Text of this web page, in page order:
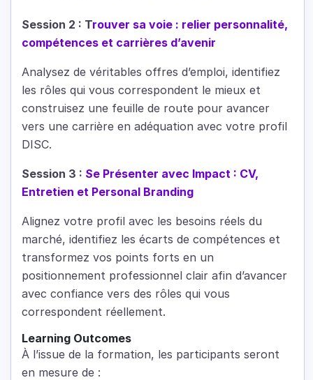
Session 2 : Trouver sa voie : relier personnalité,
compétences et carrières d’avenir
Analysez de véritables offres d’emploi, identifiez
les rôles qui vous correspondent le mieux et
construisez une feuille de route pour avancer
vers une carrière en adéquation avec votre profil
DISC.
Session 3 : Se Présenter avec Impact : CV,
Entretien et Personal Branding
Alignez votre profil avec les besoins réels du
marché, identifiez les écarts de compétences et
transformez vos points forts en un
positionnement professionnel clair afin d’avancer
avec confiance vers des rôles qui vous
correspondent réellement.
Learning Outcomes
À l’issue de la formation, les participants seront
en mesure de :